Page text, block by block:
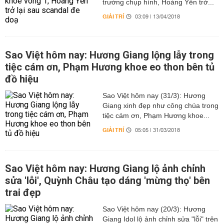
trường chụp hình, Hoàng Yến trở...
GIẢI TRÍ 03:09 | 13/04/2018
Sao Việt hôm nay: Hương Giang lộng lẫy trong
tiệc cám ơn, Phạm Hương khoe eo thon bên tủ
đồ hiệu
Sao Việt hôm nay (31/3): Hương
Giang xinh đẹp như công chúa trong
tiệc cám ơn, Phạm Hương khoe...
GIẢI TRÍ 05:05 | 31/03/2018
Sao Việt hôm nay: Hương Giang lộ ảnh chỉnh
sửa 'lỗi', Quỳnh Châu tạo dáng 'mừng thọ' bên
trai đẹp
Sao Việt hôm nay (20/3): Hương
Giang Idol lộ ảnh chỉnh sửa "lỗi" trên